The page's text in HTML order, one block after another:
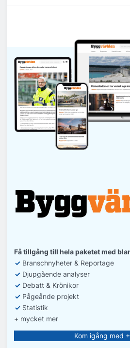
Få tillgång till hela paketet med
✓ Branschnyheter & Reportage
✓ Djupgående analyser
✓ Debatt & Krönikor
✓ Pågeånde projekt
✓ Statistik
+ mycket mer
Kom igång med